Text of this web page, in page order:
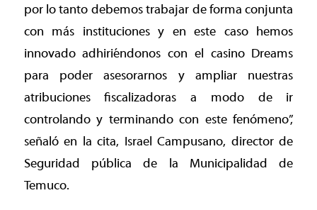
por lo tanto debemos trabajar de forma conjunta
con más instituciones y en este caso hemos
innovado adhiriéndonos con el casino Dreams
para poder asesorarnos y ampliar nuestras
atribuciones fiscalizadoras a modo de ir
controlando y terminando con este fenómeno”,
señaló en la cita, Israel Campusano, director de
Seguridad pública de la Municipalidad de
Temuco.